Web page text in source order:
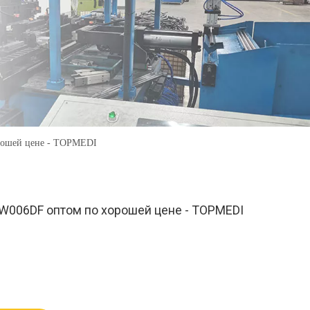
цене - TOPMEDI
оптом по хорошей цене - TOPMEDI